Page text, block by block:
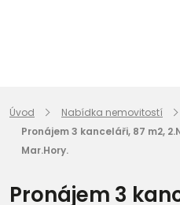
Úvod
Nabídka nemovitostí
Pronájem 3 kanceláři, 87 m2,
Mar.Hory.
Pronájem 3